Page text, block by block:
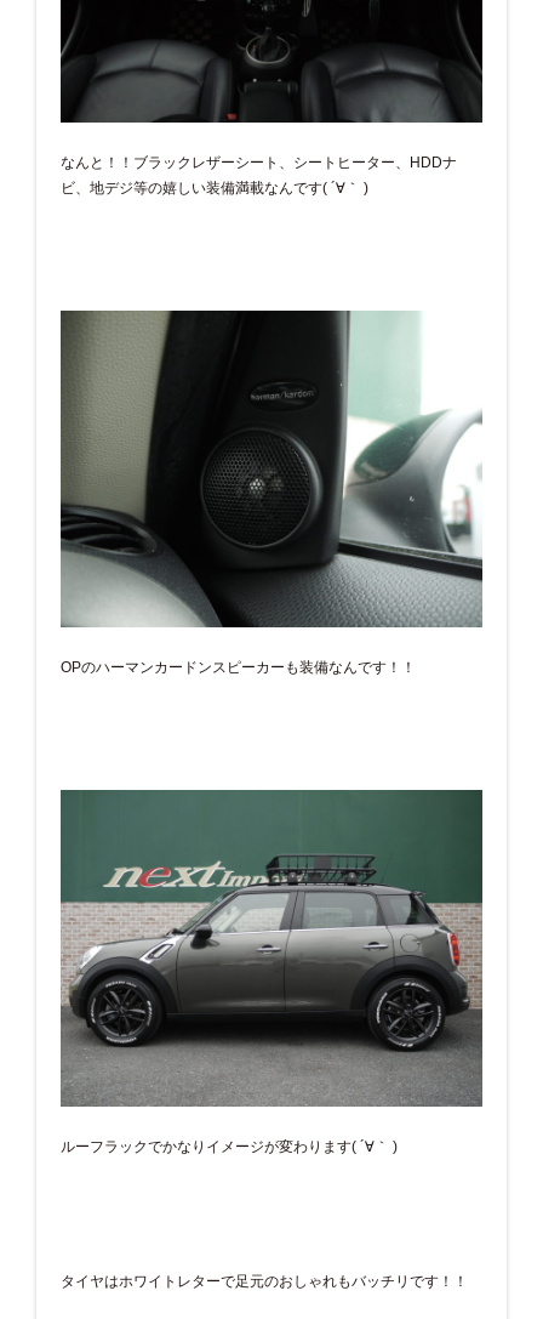
なんと！！ブラックレザーシート、シートヒーター、HDDナ
ビ、地デジ等の嬉しい装備満載なんです( ´∀｀ )
OPのハーマンカードンスピーカーも装備なんです！！
ルーフラックでかなりイメージが変わります( ´∀｀ )
タイヤはホワイトレターで足元のおしゃれもバッチリです！！